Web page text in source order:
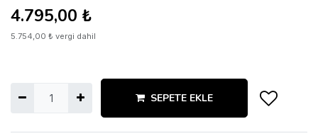
4.795,00 ₺
5.754,00 ₺ vergi dahil
SEPETE EKLE